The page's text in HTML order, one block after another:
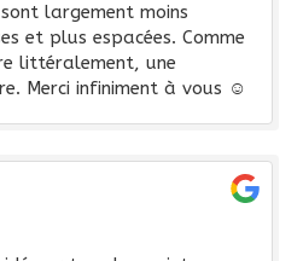
largement moins
et plus espacées. Comme
littéralement, une
Merci infiniment à vous ☺️